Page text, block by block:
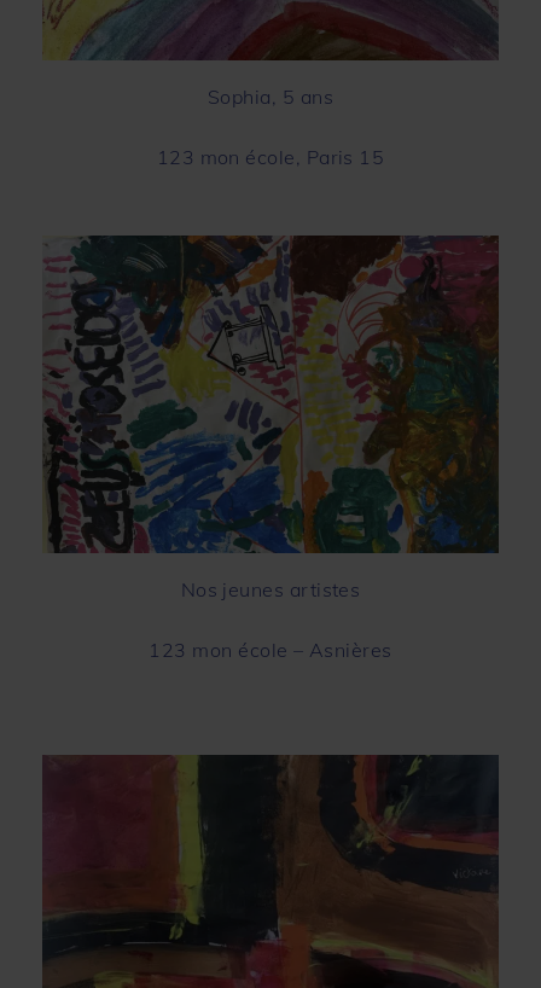
Sophia, 5 ans
123 mon école, Paris 15
Nos jeunes artistes
123 mon école – Asnières